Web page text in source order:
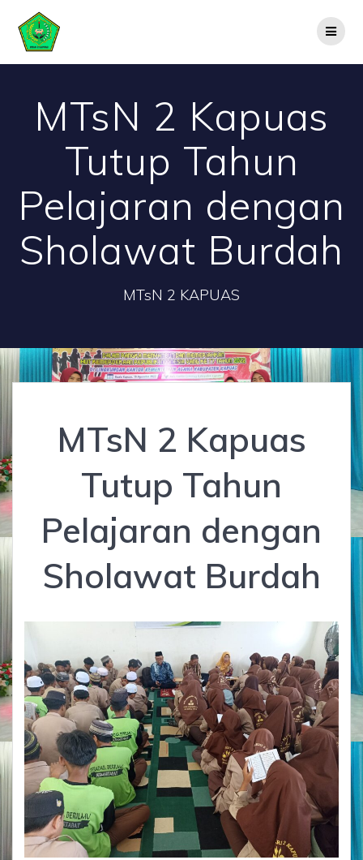
MTsN 2 Kapuas
Tutup Tahun
Pelajaran dengan
Sholawat Burdah
MTsN 2 KAPUAS
MTsN 2 Kapuas
Tutup Tahun
Pelajaran dengan
Sholawat Burdah